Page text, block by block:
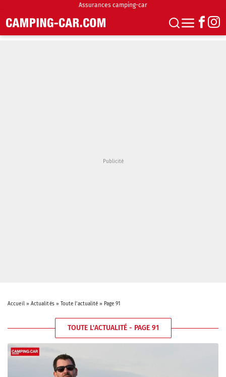
Assurances camping-car
Accueil» Actualités» Toute l'actualité » Page 91
TOUTE L'ACTUALITÉ - PAGE 91